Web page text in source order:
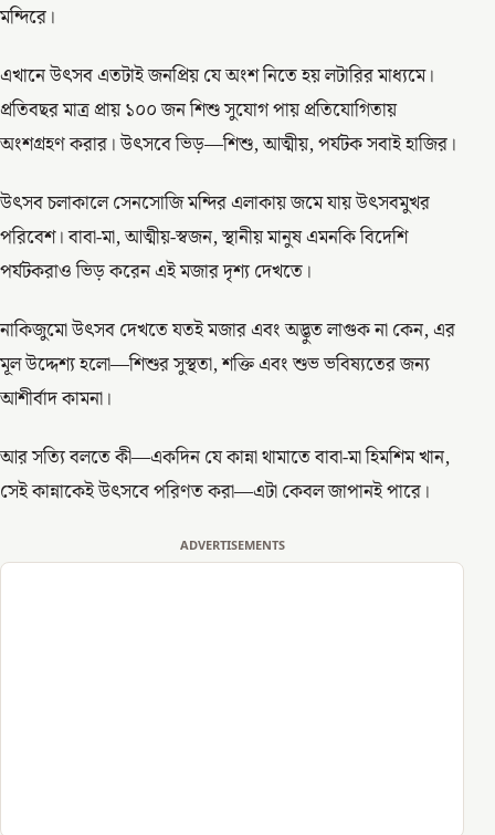
মন্দিরে।
এখানে উৎসব এতটাই জনপ্রিয় যে অংশ নিতে হয় লটারির মাধ্যমে।
প্রতিবছর মাত্র প্রায় ১০০ জন শিশু সুযোগ পায় প্রতিযোগিতায়
অংশগ্রহণ করার। উৎসবে ভিড়—শিশু, আত্মীয়, পর্যটক সবাই হাজির।
উৎসব চলাকালে সেনসোজি মন্দির এলাকায় জমে যায় উৎসবমুখর
পরিবেশ। বাবা-মা, আত্মীয়-স্বজন, স্থানীয় মানুষ এমনকি বিদেশি
পর্যটকরাও ভিড় করেন এই মজার দৃশ্য দেখতে।
নাকিজুমো উৎসব দেখতে যতই মজার এবং অদ্ভুত লাগুক না কেন, এর
মূল উদ্দেশ্য হলো—শিশুর সুস্থতা, শক্তি এবং শুভ ভবিষ্যতের জন্য
আশীর্বাদ কামনা।
আর সত্যি বলতে কী—একদিন যে কান্না থামাতে বাবা-মা হিমশিম খান,
সেই কান্নাকেই উৎসবে পরিণত করা—এটা কেবল জাপানই পারে।
ADVERTISEMENTS